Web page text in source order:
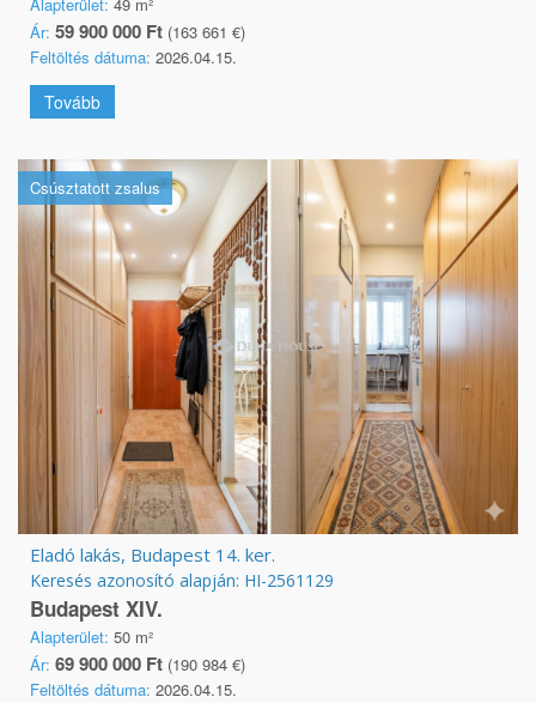
Ár: 59 900 000 Ft (163 661 €)
Feltöltés dátuma: 2026.04.15.
Tovább
Csúsztatott zsalus
Eladó lakás, Budapest 14. ker.
Keresés azonosító alapján: HI-2561129
Budapest XIV.
Alapterület: 50 m²
Ár: 69 900 000 Ft (190 984 €)
Feltöltés dátuma: 2026.04.15.